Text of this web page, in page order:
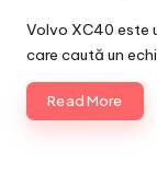
by
Volvo XC40 este
care caută un
Read More